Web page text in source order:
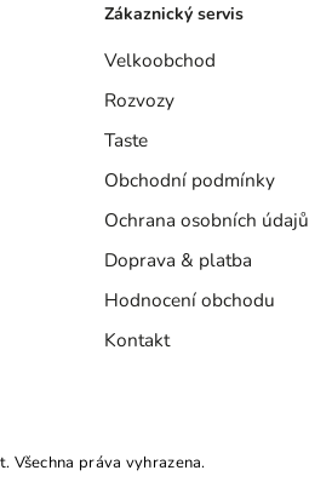
Zákaznický servis
Velkoobchod
Rozvozy
Taste
Obchodní podmínky
Ochrana osobních údajů
Doprava & platba
Hodnocení obchodu
Kontakt
. Všechna práva vyhrazena.